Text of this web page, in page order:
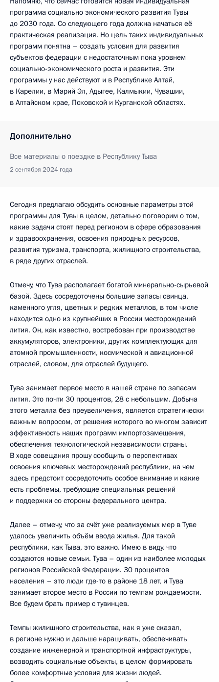
программа социально экономического развития Тувы
до 2030 года. Со следующего года должна начаться её
практическая реализация. Но цель таких индивидуальных
программ понятна – создать условия для развития
субъектов федерации с недостаточным пока уровнем
социально-экономического роста и развития. Эти
программы у нас действуют и в Республике Алтай,
в Карелии, в Марий Эл, Адыгее, Калмыкии, Чувашии,
в Алтайском крае, Псковской и Курганской областях.
Дополнительно
Все материалы о поездке в Республику Тыва
2 сентября 2024 года
Сегодня предлагаю обсудить основные параметры этой
программы для Тувы в целом, детально поговорим о том,
какие задачи стоят перед регионом в сфере образования
и здравоохранения, освоения природных ресурсов,
развития туризма, транспорта, жилищного строительства,
в ряде других отраслей.
Отмечу, что Тува располагает богатой минерально-сырьевой
базой. Здесь сосредоточены большие запасы свинца,
каменного угля, цветных и редких металлов, в том числе
находится одно из крупнейших в России месторождений
лития. Он, как известно, востребован при производстве
аккумуляторов, электроники, других комплектующих для
атомной промышленности, космической и авиационной
отраслей, словом, для отраслей будущего.
Тува занимает первое место в нашей стране по запасам
лития. Это почти 30 процентов, 28 с небольшим. Добыча
этого металла без преувеличения, является стратегически
важным вопросом, от решения которого во многом зависит
эффективность наших программ импортозамещения,
обеспечения технологической независимости страны.
В ходе совещания прошу сообщить о перспективах
освоения ключевых месторождений республики, на чем
здесь предстоит сосредоточить особое внимание и какие
есть проблемы, требующие специальных решений
и поддержки со стороны федерального центра.
Далее – отмечу, что за счёт уже реализуемых мер в Туве
удалось увеличить объём ввода жилья. Для такой
республики, как Тыва, это важно. Имею в виду, что
создаются новые семьи. Тува – один из наиболее молодых
регионов Российской Федерации. 30 процентов
населения – это люди где-то в районе 18 лет, и Тува
занимает второе место в России по темпам рождаемости.
Все будем брать пример с тувинцев.
Темпы жилищного строительства, как я уже сказал,
в регионе нужно и дальше наращивать, обеспечивать
создание инженерной и транспортной инфраструктуры,
возводить социальные объекты, в целом формировать
более комфортные условия для жизни людей.